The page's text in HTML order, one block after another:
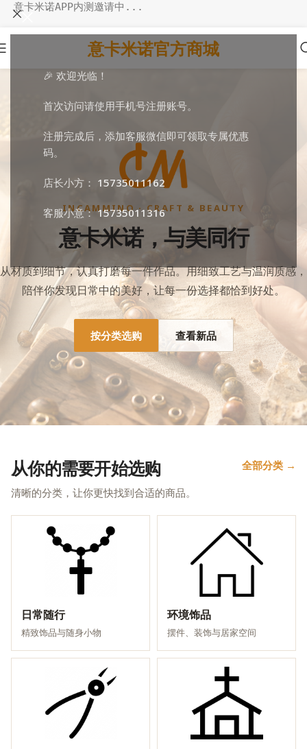
🎉 欢迎光临！
首次访问请使用手机号注册账号。
注册完成后，添加客服微信即可领取专属优惠
码。
店长小方： 15735011162
客服小意：15735011316
意卡米诺APP内测邀请中...
意卡米诺官方商城
INCAMMINO · CRAFT & BEAUTY
意卡米诺，与美同行
从材质到细节，认真打磨每一件作品。用细致工艺与温润质感，
陪伴你发现日常中的美好，让每一份选择都恰到好处。
按分类选购 查看新品
从你的需要开始选购
清晰的分类，让你更快找到合适的商品。
全部分类 →
日常随行
精致饰品与随身小物
环境饰品
摆件、装饰与居家空间